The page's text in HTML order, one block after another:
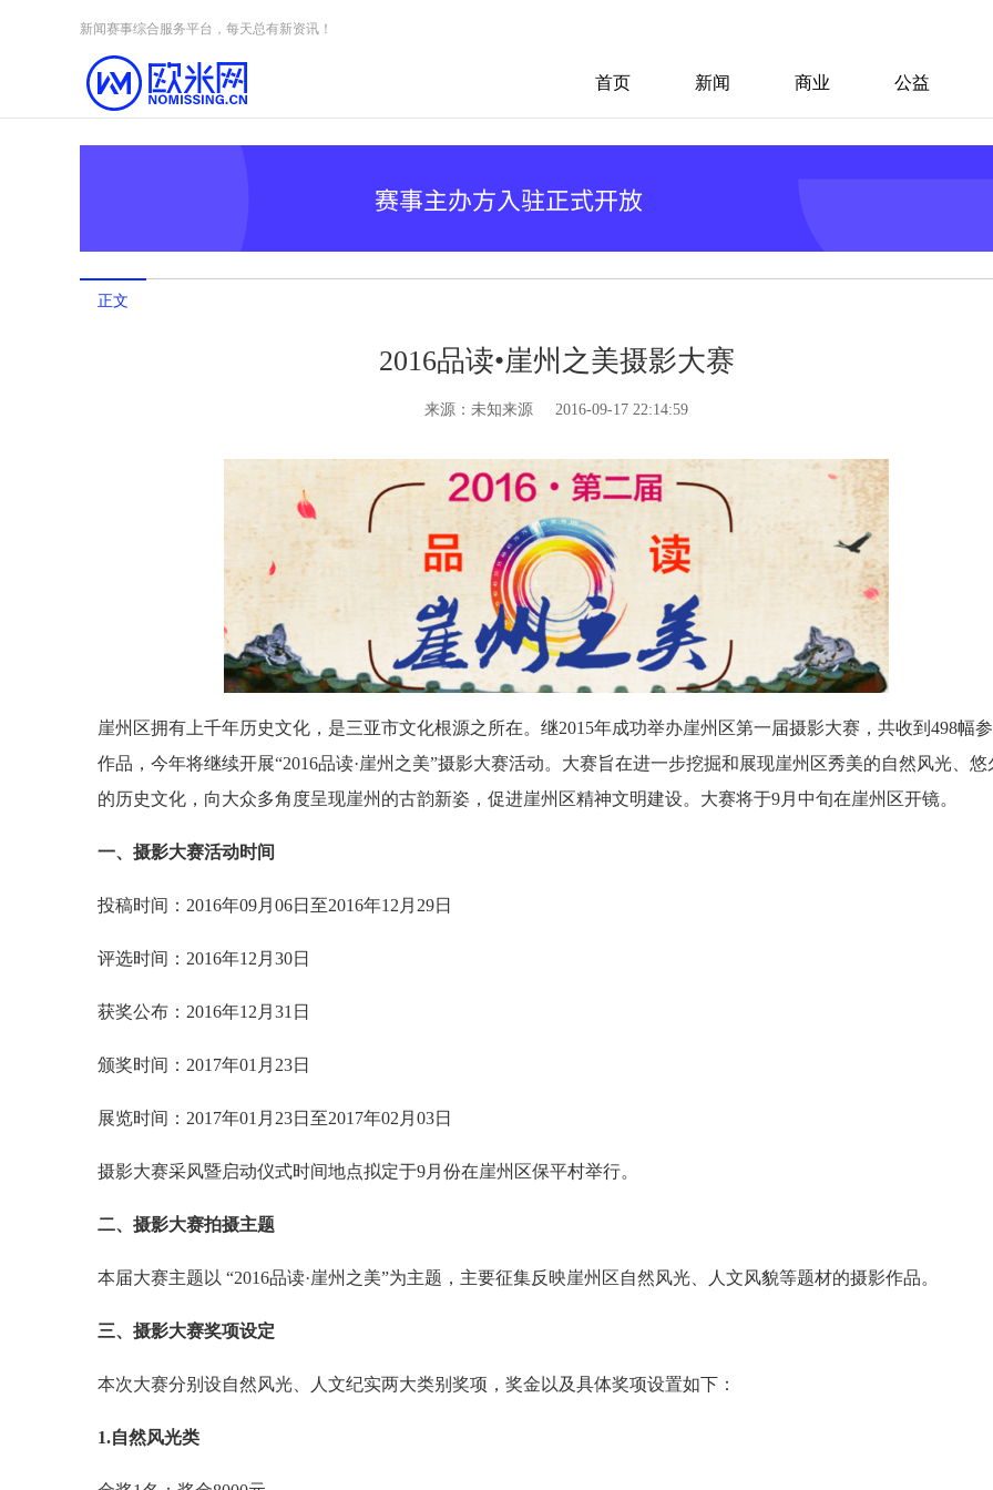
新闻赛事综合服务平台，每天总有新资讯！
首页 新闻 商业 公益
正文
2016品读•崖州之美摄影大赛
来源： 未知来源 2016-09-17 22:14:59
崖州区拥有上千年历史文化，是三亚市文化根源之所在。继2015年成功举办崖州区第一届摄影大赛，共收到498幅
作品，今年将继续开展“2016品读·崖州之美”摄影大赛活动。大赛旨在进一步挖掘和展现崖州区秀美的自然风光、悠
的历史文化，向大众多角度呈现崖州的古韵新姿，促进崖州区精神文明建设。大赛将于9月中旬在崖州区开镜。
一、摄影大赛活动时间
投稿时间：2016年09月06日至2016年12月29日
评选时间：2016年12月30日
获奖公布：2016年12月31日
颁奖时间：2017年01月23日
展览时间：2017年01月23日至2017年02月03日
摄影大赛采风暨启动仪式时间地点拟定于9月份在崖州区保平村举行。
二、摄影大赛拍摄主题
本届大赛主题以 “2016品读·崖州之美”为主题，主要征集反映崖州区自然风光、人文风貌等题材的摄影作品。
三、摄影大赛奖项设定
本次大赛分别设自然风光、人文纪实两大类别奖项，奖金以及具体奖项设置如下：
1.自然风光类